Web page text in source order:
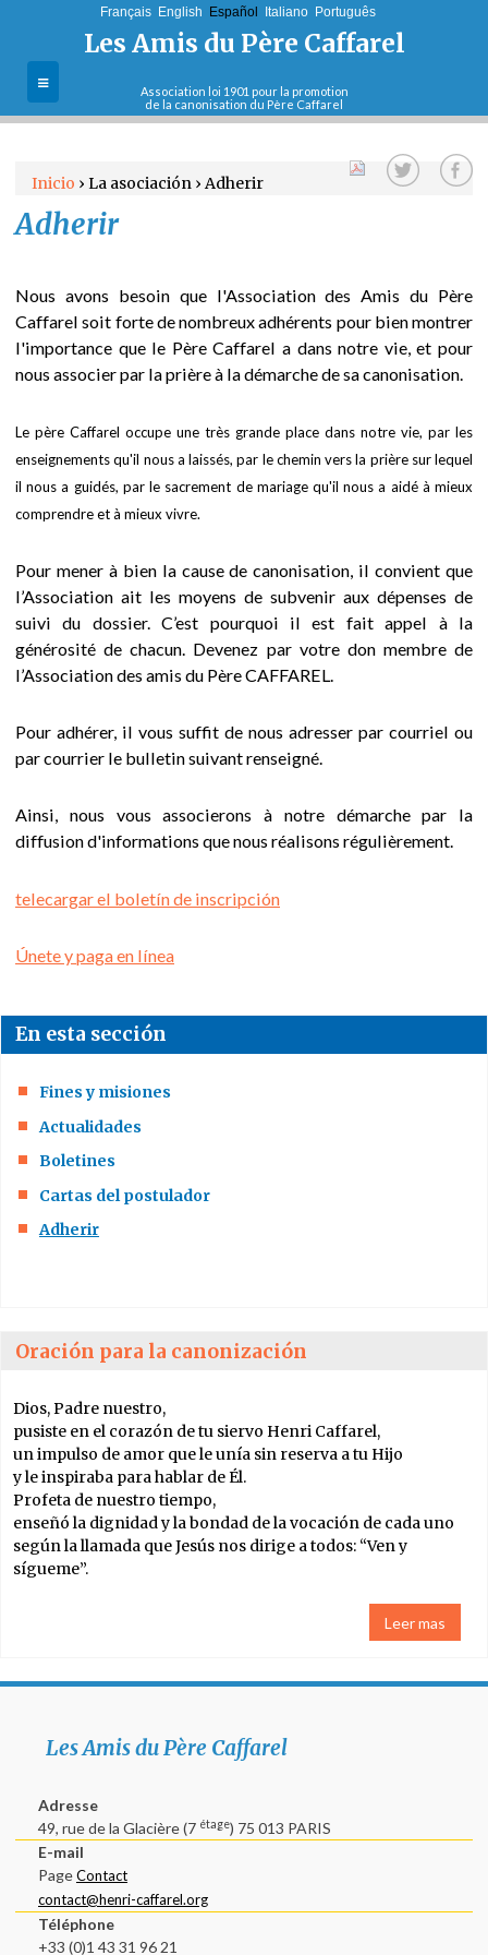
Jump to navigation
Les Amis du Père Caffarel
Association loi 1901 pour la promotion
de la canonisation du Père Caffarel
La asociación
Boletines
Cartas del
Adherir
La causa de
¿Por qué ?
Desarrollo
romano
canonización
obra
Un hombre
cogido por Dios
Un fundador
El coloquio de
2010
El coloquio de
2017
Documentos
Escritos sobre el
Padre Caffarel
El Padre
Caffarel y su
pensamiento
sacramento de la
ENS
El sacerdote y el
matrimonio
La Virgen María
Français English Español Italiano Português
U
t
e
d
e
s
t
á
a
q
u
í
Inicio › La asociación › Adherir
Adherir
Nous avons besoin que l'Association des Amis du Père
Caffarel soit forte de nombreux adhérents pour bien montrer
l'importance que le Père Caffarel a dans notre vie, et pour
nous associer par la prière à la démarche de sa canonisation.
Le père Caffarel occupe une très grande place dans notre vie, par les
enseignements qu'il nous a laissés, par le chemin vers la prière sur lequel
il nous a guidés, par le sacrement de mariage qu'il nous a aidé à mieux
comprendre et à mieux vivre.
Pour mener à bien la cause de canonisation, il convient que
l’Association ait les moyens de subvenir aux dépenses de
suivi du dossier. C’est pourquoi il est fait appel à la
générosité de chacun. Devenez par votre don membre de
l’Association des amis du Père CAFFAREL.
Pour adhérer, il vous suffit de nous adresser par courriel ou
par courrier le bulletin suivant renseigné.
Ainsi, nous vous associerons à notre démarche par la
diffusion d'informations que nous réalisons régulièrement.
telecargar el boletín de inscripción
Únete y paga en línea
En esta sección
Fines y misiones
Actualidades
Boletines
Cartas del postulador
Adherir
Oración para la canonización
Dios, Padre nuestro,
pusiste en el corazón de tu siervo Henri Caffarel,
un impulso de amor que le unía sin reserva a tu Hijo
y le inspiraba para hablar de Él.
Profeta de nuestro tiempo,
enseñó la dignidad y la bondad de la vocación de cada uno
según la llamada que Jesús nos dirige a todos: “Ven y
sígueme”.
Leer mas
Les Amis du Père Caffarel
Adresse
49, rue de la Glacière (7 étage) 75 013 PARIS
E-mail
PageContact
contact@henri-caffarel.org
Téléphone
+33 (0)1 43 31 96 21